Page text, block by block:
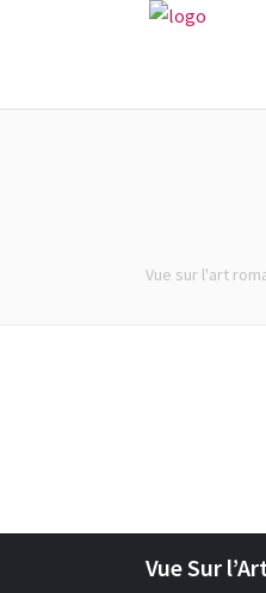
Vue sur l'art
Vue Sur